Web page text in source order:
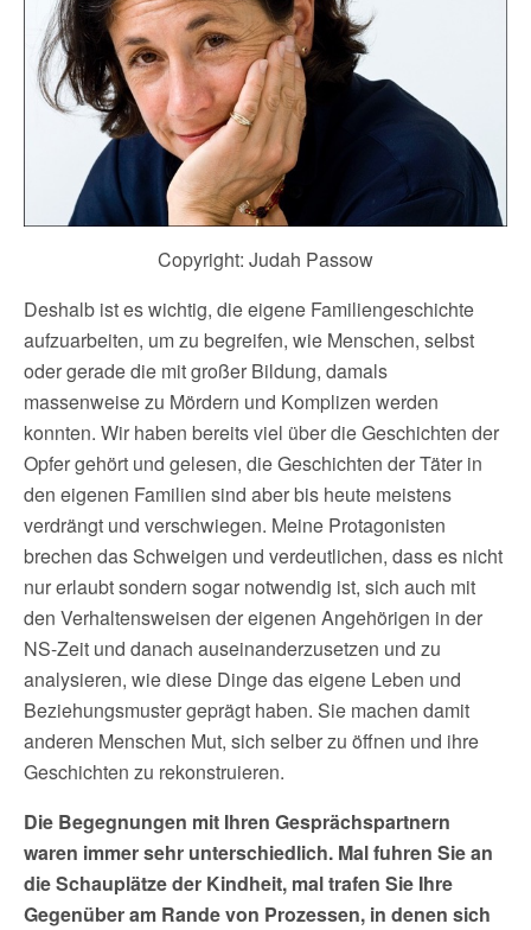
Copyright: Judah Passow
Deshalb ist es wichtig, die eigene Familiengeschichte
aufzuarbeiten, um zu begreifen, wie Menschen, selbst
oder gerade die mit großer Bildung, damals
massenweise zu Mördern und Komplizen werden
konnten. Wir haben bereits viel über die Geschichten der
Opfer gehört und gelesen, die Geschichten der Täter in
den eigenen Familien sind aber bis heute meistens
verdrängt und verschwiegen. Meine Protagonisten
brechen das Schweigen und verdeutlichen, dass es nicht
nur erlaubt sondern sogar notwendig ist, sich auch mit
den Verhaltensweisen der eigenen Angehörigen in der
NS-Zeit und danach auseinanderzusetzen und zu
analysieren, wie diese Dinge das eigene Leben und
Beziehungsmuster geprägt haben. Sie machen damit
anderen Menschen Mut, sich selber zu öffnen und ihre
Geschichten zu rekonstruieren.
Die Begegnungen mit Ihren Gesprächspartnern
waren immer sehr unterschiedlich. Mal fuhren Sie an
die Schauplätze der Kindheit, mal trafen Sie Ihre
Gegenüber am Rande von Prozessen, in denen sich